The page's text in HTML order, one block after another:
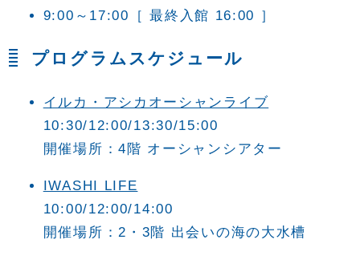
9:00～17:00 ［ 最終入館 16:00 ］
プログラムスケジュール
イルカ・アシカオーシャンライブ
10:30/12:00/13:30/15:00
開催場所：4階 オーシャンシアター
IWASHI LIFE
10:00/12:00/14:00
開催場所：2・3階 出会いの海の大水槽